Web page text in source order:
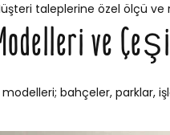
taleplerine özel ölçü ve
ve
bahçeler, parklar,